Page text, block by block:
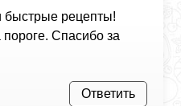
быстрые рецепты!
пороге. Спасибо за
Ответить